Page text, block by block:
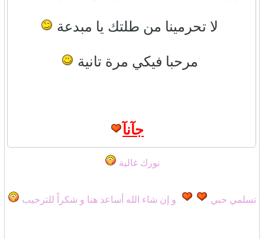
لا تحرمينا من طلتك يا مبدعة
مرحبا فيكي مرة تانية
جآنآ
نورك غالية
تسلمي حبي و إن شاء الله أساعد هنا و شكراً للترحيب